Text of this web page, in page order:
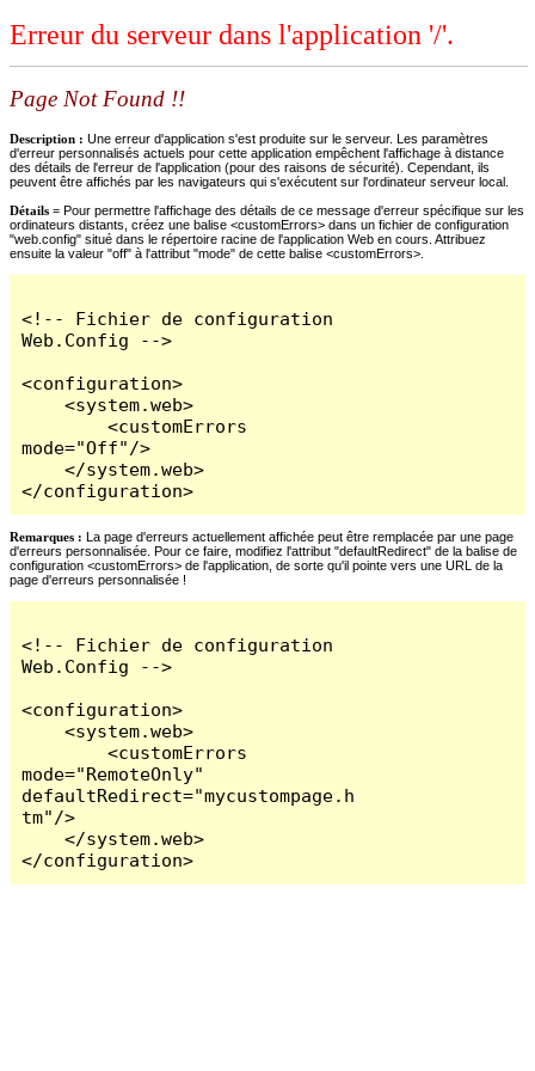
Erreur du serveur dans l'application '/'.
Page Not Found !!
Description : Une erreur d'application s'est produite sur le serveur. Les paramètres
d'erreur personnalisés actuels pour cette application empêchent l'affichage à distance
des détails de l'erreur de l'application (pour des raisons de sécurité). Cependant, ils
peuvent être affichés par les navigateurs qui s'exécutent sur l'ordinateur serveur local.
Détails = Pour permettre l'affichage des détails de ce message d'erreur spécifique sur les
ordinateurs distants, créez une balise <customErrors> dans un fichier de configuration
"web.config" situé dans le répertoire racine de l'application Web en cours. Attribuez
ensuite la valeur "off" à l'attribut "mode" de cette balise <customErrors>.
<!-- Fichier de configuration
Web.Config -->
<configuration>
    <system.web>
        <customErrors
mode="Off"/>
    </system.web>
</configuration>
Remarques : La page d'erreurs actuellement affichée peut être remplacée par une page
d'erreurs personnalisée. Pour ce faire, modifiez l'attribut "defaultRedirect" de la balise de
configuration <customErrors> de l'application, de sorte qu'il pointe vers une URL de la
page d'erreurs personnalisée !
<!-- Fichier de configuration
Web.Config -->
<configuration>
    <system.web>
        <customErrors
mode="RemoteOnly"
defaultRedirect="mycustompage.h
tm"/>
    </system.web>
</configuration>